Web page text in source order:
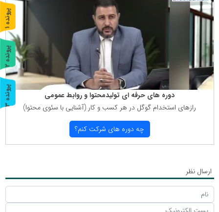
دوره های حرفه ای تولیدمحتوا و روابط عمومی
رازهای استخدام گوگل در هر كسب و كار (آشنایی با سئوی محتوا)
چه دوره های شركت كنم؟
ارسال نظر
پ
ر
و
ن
د
ه
1
پ
ر
و
ن
د
ه
2
پ
ر
و
ن
د
ه
3